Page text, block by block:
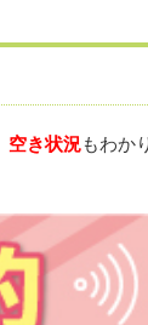
空き状況もわか